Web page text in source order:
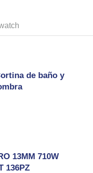
de baño y
13MM 710W
136PZ